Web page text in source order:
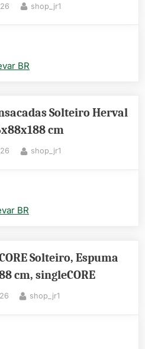
By
shop_jr1
BR
Solteiro Herval
cm
By
shop_jr1
BR
Solteiro, Espuma
cm, singleCORE
By
shop_jr1